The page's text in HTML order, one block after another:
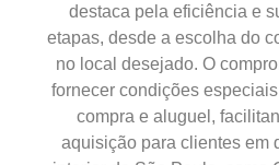
destaca pela eficiência e
etapas, desde a escolha do
no local desejado. O
fornecer condições
compra e aluguel,
aquisição para clientes em